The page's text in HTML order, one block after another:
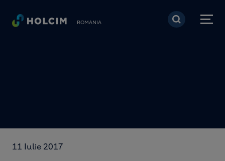
Mergi la conţinutul
ROMANIA
11 Iulie 2017